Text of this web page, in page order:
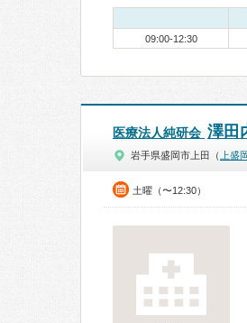
09:00-12:30
医療法人純研会 澤田
岩手県盛岡市上田（ 上盛
土曜（〜12:30）